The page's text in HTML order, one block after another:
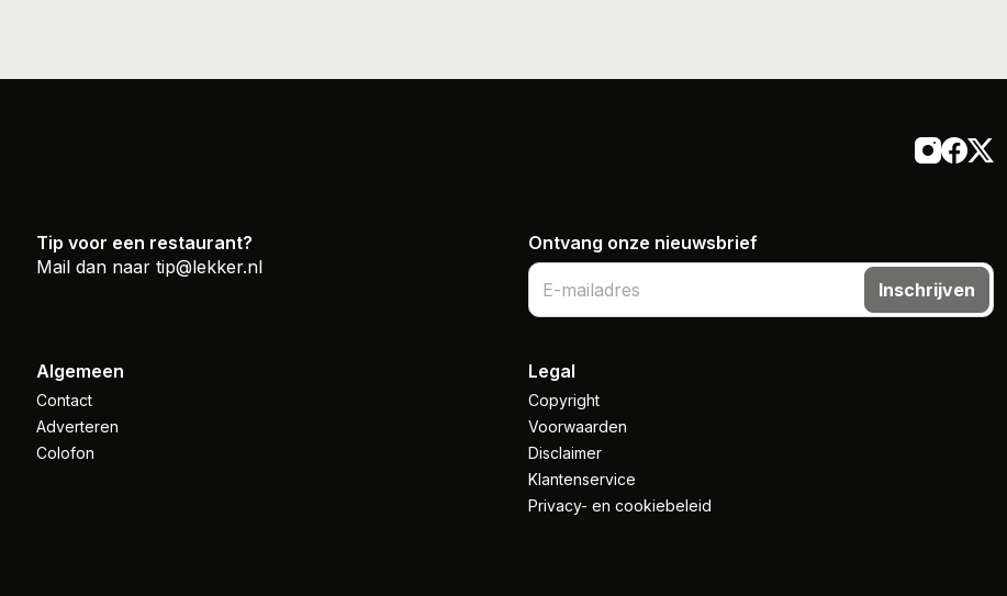
Tip voor een restaurant?
Mail dan naar tip@lekker.nl
Ontvang onze nieuwsbrief
Inschrijven
Algemeen
Contact
Adverteren
Colofon
Legal
Copyright
Voorwaarden
Disclaimer
Klantenservice
Privacy- en cookiebeleid